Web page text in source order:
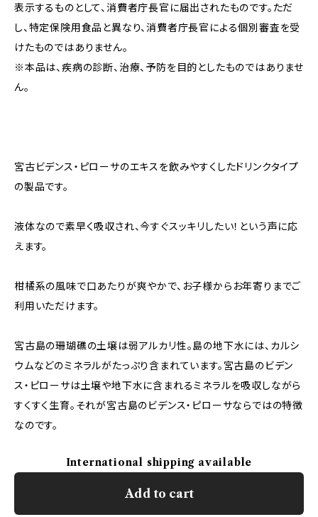
表示するものとして、消費者庁長官に届出されたものです。ただ
し、特定保険用食品と異なり、消費者庁長官による個別審査を受
けたものではありません。
※本品は、疾病の診断、治療、予防を目的としたものではありませ
ん。
宮古ビデンス・ピローサのエキスを飲みやすくしたドリンクタイプ
の製品です。
液体なので素早く吸収され、今すぐスッキリしたい！という声に応
えます。
柑橘系の風味で口あたりが爽やかで、お子様からお年寄りまでご
利用いただけます。
宮古島の珊瑚礁の土壌は弱アルカリ性。島の地下水には、カルシ
ウムなどのミネラルがたっぷり含まれています。宮古島のビデン
ス・ピローサは土壌や地下水に含まれるミネラルを吸収しながら
すくすく生育。それが宮古島のビデンス・ピローサならではの特徴
なのです。
International shipping available
Add to cart